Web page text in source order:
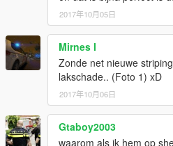
2017年10月05日
Mirnes I
Zonde net nieuwe
lakschade.. (Foto 1) xD
2017年10月06日
Gtaboy2003
waarom als ik hem op